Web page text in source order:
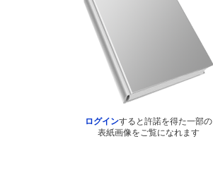
ログインすると許諾を得た一部の
表紙画像をご覧になれます